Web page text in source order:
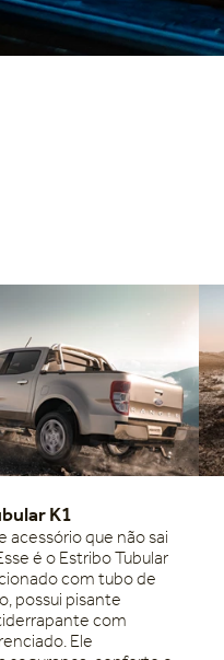
K1
acessório que não sai
é o Estribo Tubular
com tubo de
possui pisante
com
Ele